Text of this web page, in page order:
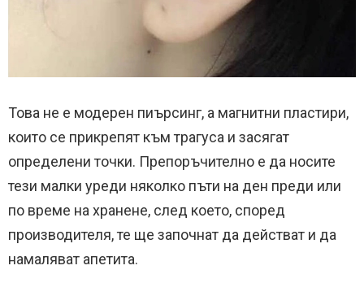
Това не е модерен пиърсинг, а магнитни пластири,
които се прикрепят към трагуса и засягат
определени точки. Препоръчително е да носите
тези малки уреди няколко пъти на ден преди или
по време на хранене, след което, според
производителя, те ще започнат да действат и да
намаляват апетита.